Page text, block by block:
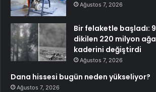
Ağustos 7, 2026
Bir felaketle başladı:
dikilen 220 milyon
kaderini değiştirdi
Ağustos 7, 2026
Dana hissesi bugün neden yükseliyor?
Ağustos 7, 2026